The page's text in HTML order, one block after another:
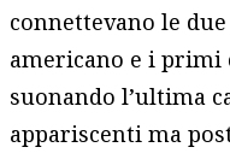
connettevano le
americano e i
suonando l’ultima
appariscenti ma